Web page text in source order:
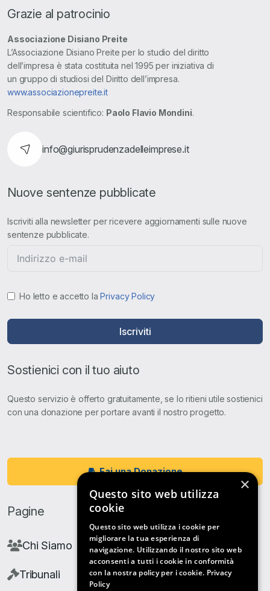
Grazie al patrocinio
Associazione Disiano Preite
L’Associazione Disiano Preite per lo studio del diritto
dell’impresa è stata costituita nel 1995 per iniziativa di
un gruppo di studiosi del Diritto dell’impresa.
www.associazionepreite.it
Responsabile scientifico: Paolo Flavio Mondini.
info@giurisprudenzadelleimprese.it
Nuove sentenze pubblicate
Iscriviti alla newsletter per ricevere aggiornamenti sulle nuove
sentenze pubblicate.
Ho letto e accetto laPrivacy Policy
Iscriviti
Sostienici con il tuo aiuto
Questo servizio è offerto gratuitamente, se lo ritieni utile sostienici
con una donazione per portare avanti il nostro progetto.
Fai una Donazione
Pagine
Chi Siamo
Tribunali
×
Questo sito web utilizza
cookie
Questo sito web utilizza i cookie per
migliorare la tua esperienza di
navigazione. Utilizzando il nostro sito web
acconsenti a tutti i cookie in conformità
con la nostra policy per i cookie. Privacy
Policy